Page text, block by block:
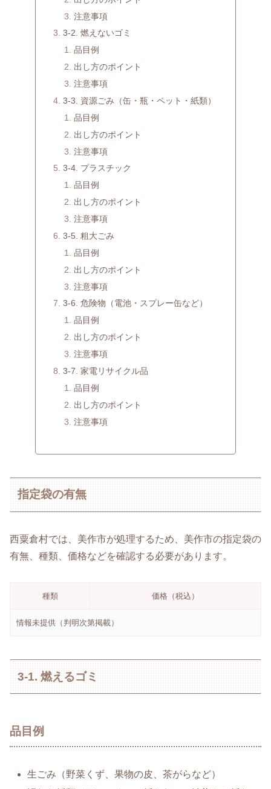
注意事項
3-2. 燃えないゴミ
品目例
出し方のポイント
注意事項
3-3. 資源ごみ（缶・瓶・ペット・紙類）
品目例
出し方のポイント
注意事項
3-4. プラスチック
品目例
出し方のポイント
注意事項
3-5. 粗大ごみ
品目例
出し方のポイント
注意事項
3-6. 危険物（電池・スプレー缶など）
品目例
出し方のポイント
注意事項
3-7. 家電リサイクル品
品目例
出し方のポイント
注意事項
指定袋の有無
西粟倉村では、美作市が処理するため、美作市の指定袋の
有無、種類、価格などを確認する必要があります。
種類 価格（税込）
情報未提供（判明次第掲載）
3-1. 燃えるゴミ
品目例
生ごみ（野菜くず、果物の皮、茶がらなど）